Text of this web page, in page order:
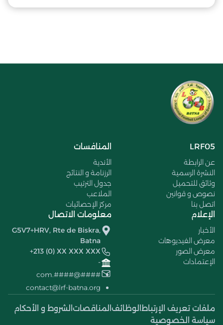
LRF05
عن الرابطة
النشرة الرسمية
وثائق للتحميل
نصوص و قوانين
اتصل بنا
المنافسات
الأندية
الرزنامة و النتائج
جدول الترتيب
الملاعب
مركز الإحصائيات
الإعلام
الأخبار
معرض الفيديوهات
معرض الصور
الإعتمادات
معلومات الاتصال
G5V7+HRV, Rte de Biskra,
Batna
+213 (0) XX XXX XXX
-
####@####.com
contact@lrf-batna.org
ملفات تعريف الإرتباط الوظائف المناقصات الشروط و الأحكام
سياسة الخصوصية